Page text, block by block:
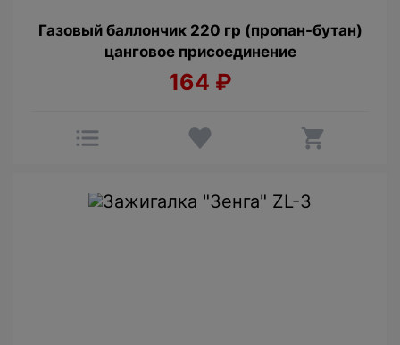
Газовый баллончик 220 гр (пропан-бутан)
цанговое присоединение
164 ₽